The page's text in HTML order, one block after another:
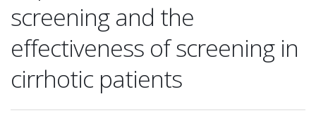
screening and the
effectiveness of screening in
cirrhotic patients